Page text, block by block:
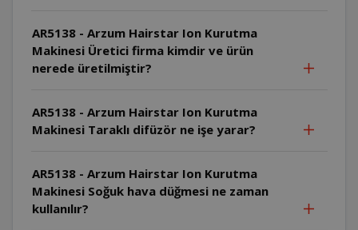
AR5138 - Arzum Hairstar Ion Kurutma
Makinesi Üretici firma kimdir ve ürün
nerede üretilmiştir?
AR5138 - Arzum Hairstar Ion Kurutma
Makinesi Taraklı difüzör ne işe yarar?
AR5138 - Arzum Hairstar Ion Kurutma
Makinesi Soğuk hava düğmesi ne zaman
kullanılır?